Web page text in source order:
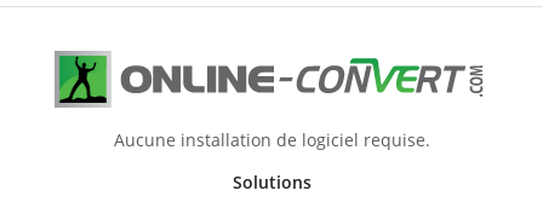
Aucune installation de logiciel requise.
Solutions